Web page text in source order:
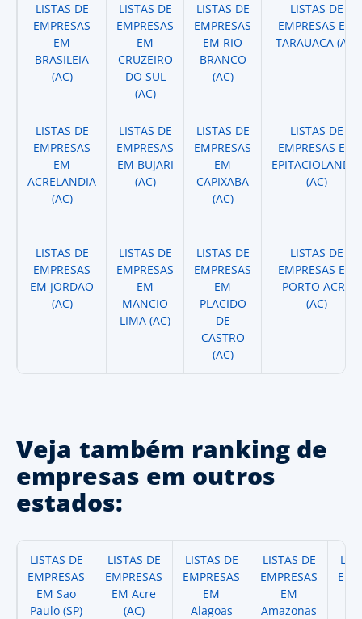
LISTAS DE
EMPRESAS
EM
BRASILEIA
(AC)
LISTAS DE
EMPRESAS
EM
CRUZEIRO
DO SUL
(AC)
LISTAS DE
EMPRESAS
EM RIO
BRANCO
(AC)
LISTAS DE
EMPRESAS EM
TARAUACA (AC)
LISTAS DE
EMPRESAS
EM
ACRELANDIA
(AC)
LISTAS DE
EMPRESAS
EM BUJARI
(AC)
LISTAS DE
EMPRESAS
EM
CAPIXABA
(AC)
LISTAS DE
EMPRESAS EM
EPITACIOLANDIA
(AC)
LISTAS DE
EMPRESAS
EM JORDAO
(AC)
LISTAS DE
EMPRESAS
EM
MANCIO
LIMA (AC)
LISTAS DE
EMPRESAS
EM
PLACIDO
DE
CASTRO
(AC)
LISTAS DE
EMPRESAS EM
PORTO ACRE
(AC)
Veja também ranking de
empresas em outros
estados:
LISTAS DE
EMPRESAS
EM Sao
Paulo (SP)
LISTAS DE
EMPRESAS
EM Acre
(AC)
LISTAS DE
EMPRESAS
EM
Alagoas
LISTAS DE
EMPRESAS
EM
Amazonas